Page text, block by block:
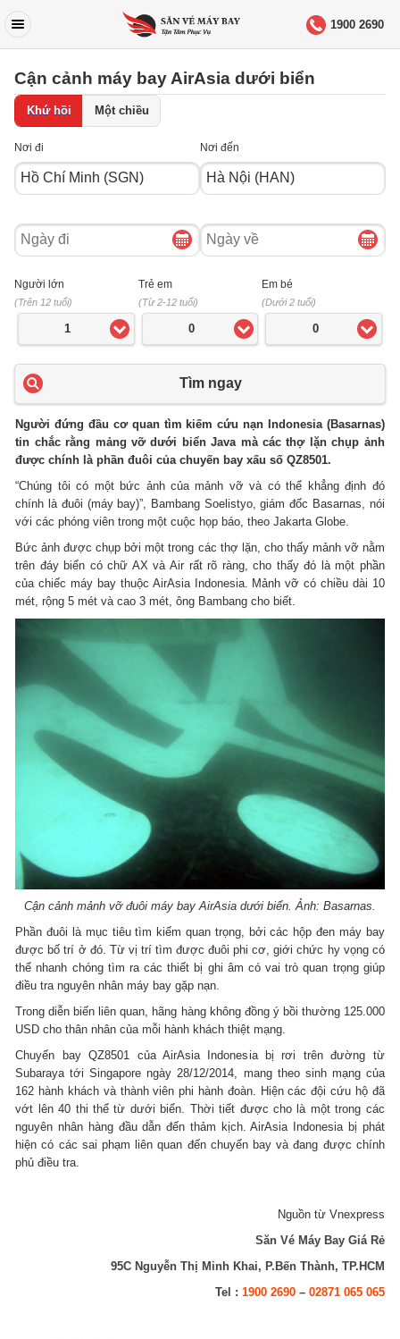
1900 2690
Cận cảnh máy bay AirAsia dưới biển
Khứ hồi Một chiều
Nơi đi Nơi đến
Ngày
đi
Ngày
về
Người lớn
(Trên 12 tuổi)
1
Trẻ em
(Từ 2-12 tuổi)
0
Em bé
(Dưới 2 tuổi)
0
Tìm ngay
Người đứng đầu cơ quan tìm kiếm cứu nạn Indonesia (Basarnas)
tin chắc rằng mảng vỡ dưới biển Java mà các thợ lặn chụp ảnh
được chính là phần đuôi của chuyến bay xấu số QZ8501.
“Chúng tôi có một bức ảnh của mảnh vỡ và có thể khẳng định đó
chính là đuôi (máy bay)”, Bambang Soelistyo, giám đốc Basarnas, nói
với các phóng viên trong một cuộc họp báo, theo Jakarta Globe.
Bức ảnh được chụp bởi một trong các thợ lặn, cho thấy mảnh vỡ nằm
trên đáy biển có chữ AX và Air rất rõ ràng, cho thấy đó là một phần
của chiếc máy bay thuộc AirAsia Indonesia. Mảnh vỡ có chiều dài 10
mét, rộng 5 mét và cao 3 mét, ông Bambang cho biết.
Cận cảnh mảnh vỡ đuôi máy bay AirAsia dưới biển. Ảnh: Basarnas.
Phần đuôi là mục tiêu tìm kiếm quan trọng, bởi các hộp đen máy bay
được bố trí ở đó. Từ vị trí tìm được đuôi phi cơ, giới chức hy vọng có
thể nhanh chóng tìm ra các thiết bị ghi âm có vai trò quan trọng giúp
điều tra nguyên nhân máy bay gặp nạn.
Trong diễn biến liên quan, hãng hàng không đồng ý bồi thường 125.000
USD cho thân nhân của mỗi hành khách thiệt mạng.
Chuyến bay QZ8501 của AirAsia Indonesia bị rơi trên đường từ
Subaraya tới Singapore ngày 28/12/2014, mang theo sinh mạng của
162 hành khách và thành viên phi hành đoàn. Hiện các đội cứu hộ đã
vớt lên 40 thi thể từ dưới biển. Thời tiết được cho là một trong các
nguyên nhân hàng đầu dẫn đến thảm kịch. AirAsia Indonesia bị phát
hiện có các sai phạm liên quan đến chuyến bay và đang được chính
phủ điều tra.
Nguồn từ Vnexpress
Săn Vé Máy Bay Giá Rẻ
95C Nguyễn Thị Minh Khai, P.Bến Thành, TP.HCM
Tel : 1900 2690– 02871 065 065